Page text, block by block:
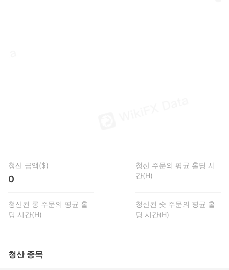
청산 금액($)
0
청산 주문의 평균 홀딩 시
간(H)
청산된 롱 주문의 평균 홀
딩 시간(H)
청산된 숏 주문의 평균 홀
딩 시간(H)
청산 종목